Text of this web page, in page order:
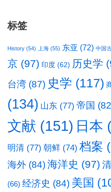
标签
History (54) 上海 (55) 东亚 (72) 中国
京 (97) 印度 (62) 历史学
台湾 (87) 史学 (117)
(134) 山东 (77) 帝国
文献 (151) 日本
明清 (77) 朝鲜 (74) 档案
海外 (84)海洋史 (97)
(66) 经济史 (84) 美国